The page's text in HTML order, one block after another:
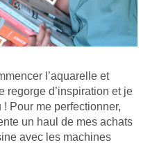
l’aquarelle et
regorge d’inspiration et je
Pour me perfectionner,
un haul de mes achats
avec les machines